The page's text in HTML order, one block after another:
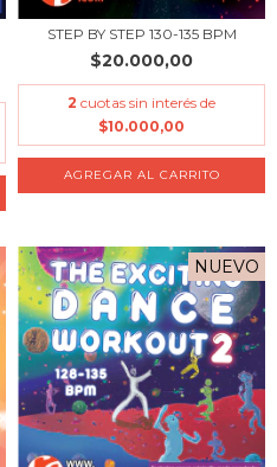
STEP BY STEP 130-135 BPM
$20.000,00
2 cuotas sin interés de
$10.000,00
NUEVO